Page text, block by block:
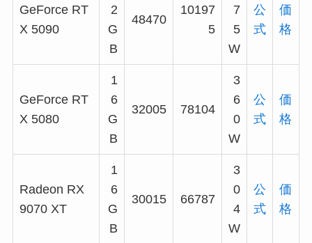
GeForce RT
X 5090
2
G
B
48470
10197
5
7
5
W
公
式
価
格
GeForce RT
X 5080
1
6
G
B
32005 78104
3
6
0
W
公
式
価
格
Radeon RX
9070 XT
1
6
G
B
30015 66787
3
0
4
W
公
式
価
格